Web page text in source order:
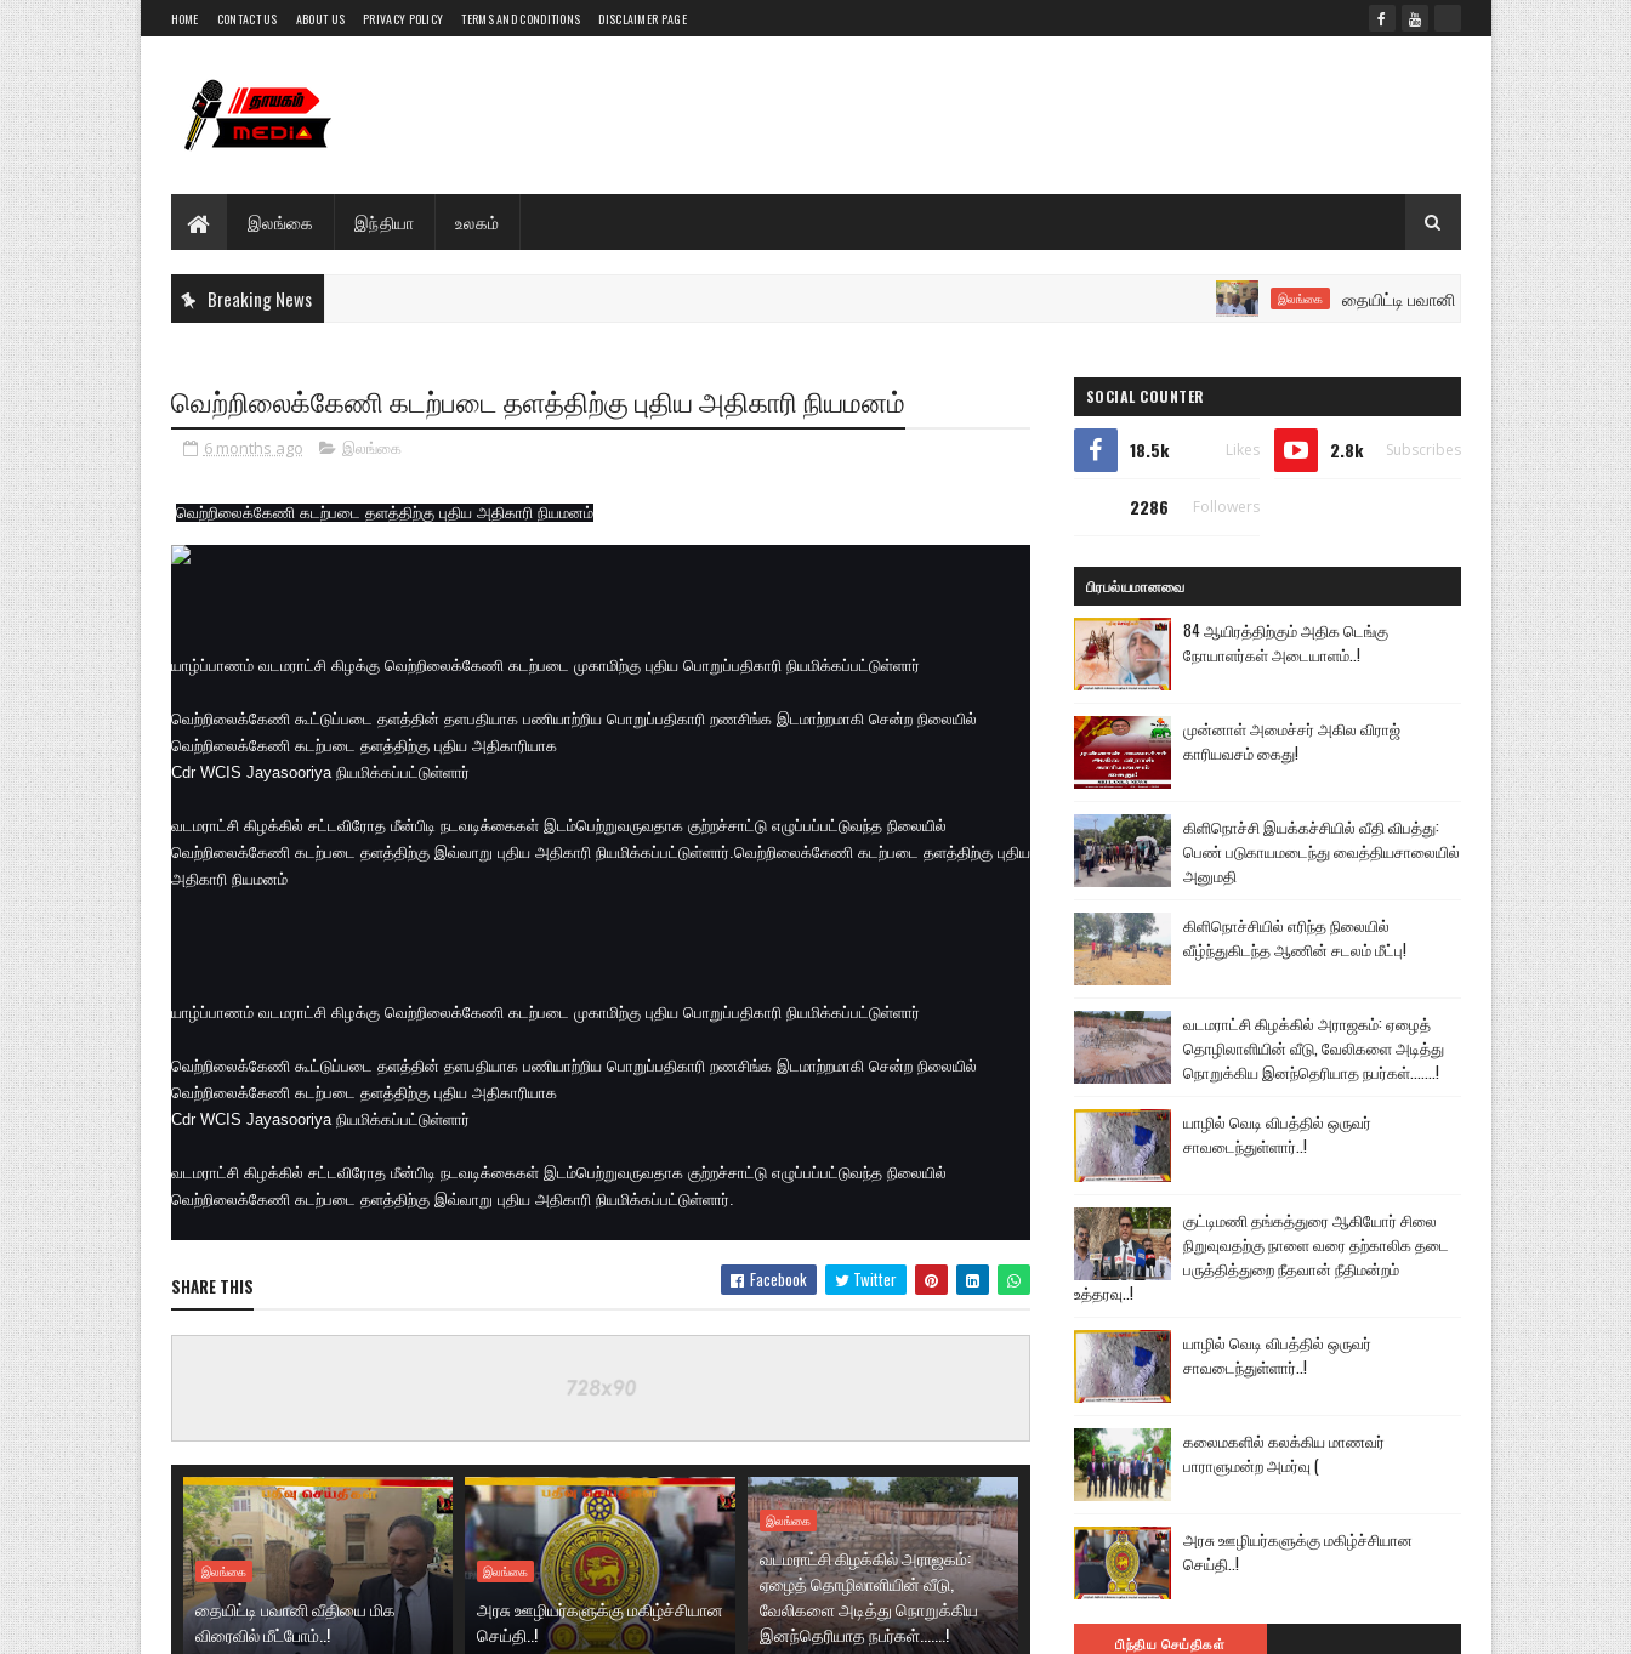
HOME CONTACT US ABOUT US PRIVACY POLICY TERMS AND CONDITIONS DISCLAIMER PAGE
இலங்கை இந்தியா உலகம்
Breaking News இலங்கை தையிட்டி பவானி வீதியை மிக விரைவில் மீட்போம்..!
வெற்றிலைக்கேணி கடற்படை தளத்திற்கு புதிய அதிகாரி நியமனம்
6 months ago இலங்கை
வெற்றிலைக்கேணி கடற்படை தளத்திற்கு புதிய அதிகாரி நியமனம்
யாழ்ப்பாணம் வடமராட்சி கிழக்கு வெற்றிலைக்கேணி கடற்படை முகாமிற்கு புதிய பொறுப்பதிகாரி நியமிக்கப்பட்டுள்ளார்
வெற்றிலைக்கேணி கூட்டுப்படை தளத்தின் தளபதியாக பணியாற்றிய பொறுப்பதிகாரி றணசிங்க இடமாற்றமாகி சென்ற நிலையில்
வெற்றிலைக்கேணி கடற்படை தளத்திற்கு புதிய அதிகாரியாக
Cdr WCIS Jayasooriya நியமிக்கப்பட்டுள்ளார்
வடமராட்சி கிழக்கில் சட்டவிரோத மீன்பிடி நடவடிக்கைகள் இடம்பெற்றுவருவதாக குற்றச்சாட்டு எழுப்பப்பட்டுவந்த நிலையில்
வெற்றிலைக்கேணி கடற்படை தளத்திற்கு இவ்வாறு புதிய அதிகாரி நியமிக்கப்பட்டுள்ளார்.வெற்றிலைக்கேணி கடற்படை தளத்திற்கு புதிய
அதிகாரி நியமனம்
யாழ்ப்பாணம் வடமராட்சி கிழக்கு வெற்றிலைக்கேணி கடற்படை முகாமிற்கு புதிய பொறுப்பதிகாரி நியமிக்கப்பட்டுள்ளார்
வெற்றிலைக்கேணி கூட்டுப்படை தளத்தின் தளபதியாக பணியாற்றிய பொறுப்பதிகாரி றணசிங்க இடமாற்றமாகி சென்ற நிலையில்
வெற்றிலைக்கேணி கடற்படை தளத்திற்கு புதிய அதிகாரியாக
Cdr WCIS Jayasooriya நியமிக்கப்பட்டுள்ளார்
வடமராட்சி கிழக்கில் சட்டவிரோத மீன்பிடி நடவடிக்கைகள் இடம்பெற்றுவருவதாக குற்றச்சாட்டு எழுப்பப்பட்டுவந்த நிலையில்
வெற்றிலைக்கேணி கடற்படை தளத்திற்கு இவ்வாறு புதிய அதிகாரி நியமிக்கப்பட்டுள்ளார்.
SHARE THIS Facebook Twitter
இலங்கை
தையிட்டி பவானி வீதியை மிக
விரைவில் மீட்போம்..!
இலங்கை
அரசு ஊழியர்களுக்கு மகிழ்ச்சியான
செய்தி..!
இலங்கை
வடமராட்சி கிழக்கில் அராஜகம்:
ஏழைத் தொழிலாளியின் வீடு,
வேலிகளை அடித்து நொறுக்கிய
இனந்தெரியாத நபர்கள்.......!
SOCIAL COUNTER
18.5k Likes 2.8k Subscribes
2286 Followers
பிரபல்யமானவை
84 ஆயிரத்திற்கும் அதிக டெங்கு
நோயாளர்கள் அடையாளம்..!
முன்னாள் அமைச்சர் அகில விராஜ்
காரியவசம் கைது!
கிளிநொச்சி இயக்கச்சியில் வீதி விபத்து:
பெண் படுகாயமடைந்து வைத்தியசாலையில்
அனுமதி
கிளிநொச்சியில் எரிந்த நிலையில்
வீழ்ந்துகிடந்த ஆணின் சடலம் மீட்பு!
வடமராட்சி கிழக்கில் அராஜகம்: ஏழைத்
தொழிலாளியின் வீடு, வேலிகளை அடித்து
நொறுக்கிய இனந்தெரியாத நபர்கள்.......!
யாழில் வெடி விபத்தில் ஒருவர்
சாவடைந்துள்ளார்..!
குட்டிமணி தங்கத்துரை ஆகியோர் சிலை
நிறுவுவதற்கு நாளை வரை தற்காலிக தடை
பருத்தித்துறை நீதவான் நீதிமன்றம்
உத்தரவு..!
யாழில் வெடி விபத்தில் ஒருவர்
சாவடைந்துள்ளார்..!
கலைமகளில் கலக்கிய மாணவர்
பாராளுமன்ற அமர்வு (
அரசு ஊழியர்களுக்கு மகிழ்ச்சியான
செய்தி..!
பிந்திய செய்திகள்